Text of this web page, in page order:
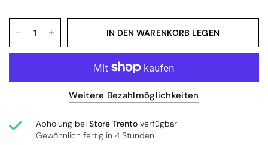
IN DEN WARENKORB LEGEN
Weitere Bezahlmöglichkeiten
Abholung beiStore Trento verfügbar
Gewöhnlich fertig in 4 Stunden